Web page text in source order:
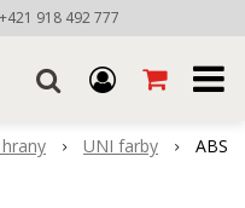
+421 918 492 777
UNI farby
ABS